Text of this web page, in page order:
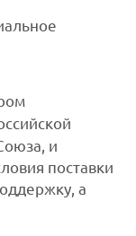
и
поставки
а